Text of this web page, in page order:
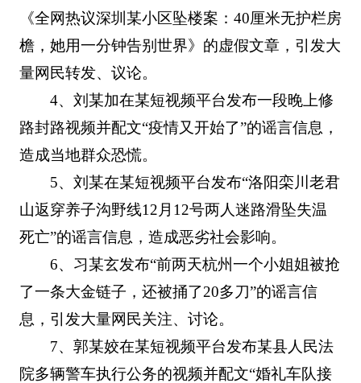
《全网热议深圳某小区坠楼案：40厘米无护栏房
檐，她用一分钟告别世界》的虚假文章，引发大
量网民转发、议论。
4、刘某加在某短视频平台发布一段晚上修
路封路视频并配文“疫情又开始了”的谣言信息，
造成当地群众恐慌。
5、刘某在某短视频平台发布“洛阳栾川老君
山返穿养子沟野线12月12号两人迷路滑坠失温
死亡”的谣言信息，造成恶劣社会影响。
6、习某玄发布“前两天杭州一个小姐姐被抢
了一条大金链子，还被捅了20多刀”的谣言信
息，引发大量网民关注、讨论。
7、郭某姣在某短视频平台发布某县人民法
院多辆警车执行公务的视频并配文“婚礼车队接